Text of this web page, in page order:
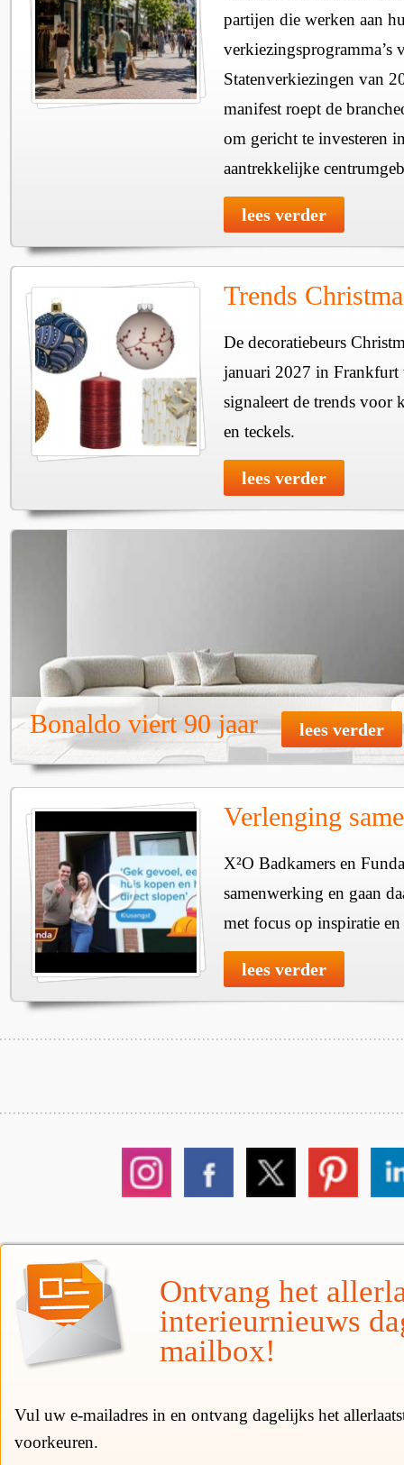
partijen die werken aan
verkiezingsprogramma’s
Statenverkiezingen van
manifest roept de
om gericht te investeren
aantrekkelijke
lees verder
Trends
De decoratiebeurs
januari 2027 in Frankfurt
signaleert de trends voor
en teckels.
lees verder
Bonaldo viert 90 jaar lees verder
Verlenging
X²O Badkamers en
samenwerking en gaan
met focus op inspiratie
lees verder
Ontvang het
interieurnieuws
mailbox!
Vul uw e-mailadres in en ontvang dagelijks het
voorkeuren.